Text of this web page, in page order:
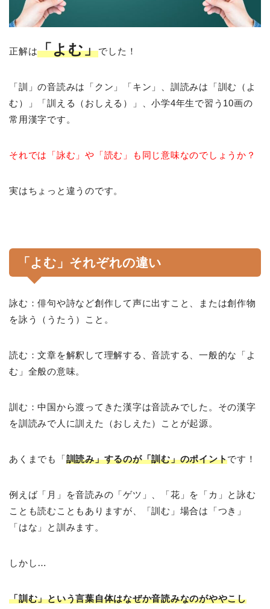
正解は「よむ」でした！
「訓」の音読みは「クン」「キン」、訓読みは「訓む（よ
む）」「訓える（おしえる）」、小学4年生で習う10画の
常用漢字です。
それでは「詠む」や「読む」も同じ意味なのでしょうか？
実はちょっと違うのです。
「よむ」それぞれの違い
詠む：俳句や詩など創作して声に出すこと、または創作物
を詠う（うたう）こと。
読む：文章を解釈して理解する、音読する、一般的な「よ
む」全般の意味。
訓む：中国から渡ってきた漢字は音読みでした。その漢字
を訓読みで人に訓えた（おしえた）ことが起源。
あくまでも「訓読み」するのが「訓む」のポイントです！
例えば「月」を音読みの「ゲツ」、「花」を「カ」と詠む
ことも読むこともありますが、「訓む」場合は「つき」
「はな」と訓みます。
しかし…
「訓む」という言葉自体はなぜか音読みなのがややこし